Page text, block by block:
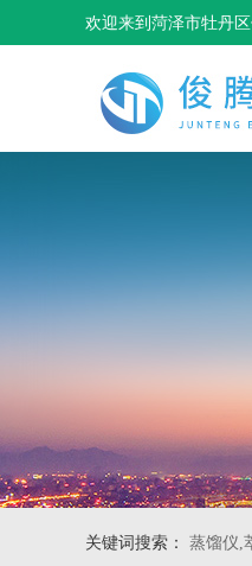
欢迎来到菏泽市牡丹
关键词搜索： 蒸馏仪,